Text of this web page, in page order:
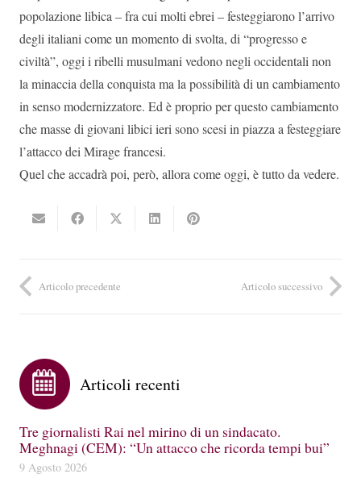
popolazione libica – fra cui molti ebrei – festeggiarono l’arrivo
degli italiani come un momento di svolta, di “progresso e
civiltà”, oggi i ribelli musulmani vedono negli occidentali non
la minaccia della conquista ma la possibilità di un cambiamento
in senso modernizzatore. Ed è proprio per questo cambiamento
che masse di giovani libici ieri sono scesi in piazza a festeggiare
l’attacco dei Mirage francesi.
Quel che accadrà poi, però, allora come oggi, è tutto da vedere.
Articolo precedente Articolo successivo
Articoli recenti
Tre giornalisti Rai nel mirino di un sindacato.
Meghnagi (CEM): “Un attacco che ricorda tempi bui”
9 Agosto 2026